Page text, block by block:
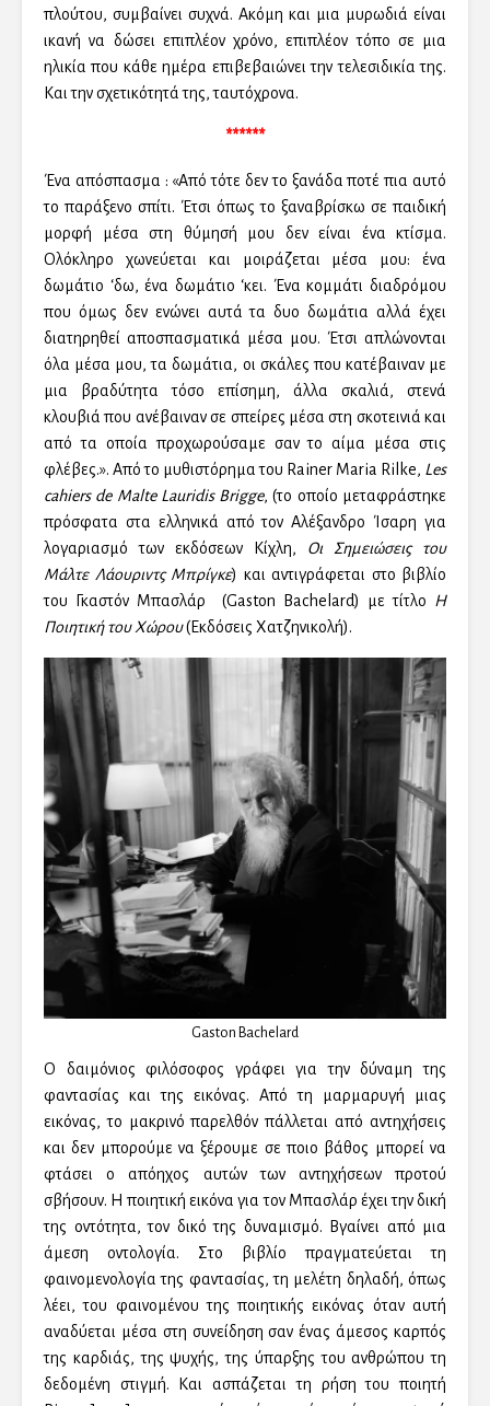
πλούτου, συμβαίνει συχνά. Ακόμη και μια μυρωδιά είναι
ικανή να δώσει επιπλέον χρόνο, επιπλέον τόπο σε μια
ηλικία που κάθε ημέρα επιβεβαιώνει την τελεσιδικία της.
Και την σχετικότητά της, ταυτόχρονα.
******
Ένα απόσπασμα : «Από τότε δεν το ξανάδα ποτέ πια αυτό
το παράξενο σπίτι. Έτσι όπως το ξαναβρίσκω σε παιδική
μορφή μέσα στη θύμησή μου δεν είναι ένα κτίσμα.
Ολόκληρο χωνεύεται και μοιράζεται μέσα μου: ένα
δωμάτιο ‘δω, ένα δωμάτιο ‘κει. Ένα κομμάτι διαδρόμου
που όμως δεν ενώνει αυτά τα δυο δωμάτια αλλά έχει
διατηρηθεί αποσπασματικά μέσα μου. Έτσι απλώνονται
όλα μέσα μου, τα δωμάτια, οι σκάλες που κατέβαιναν με
μια βραδύτητα τόσο επίσημη, άλλα σκαλιά, στενά
κλουβιά που ανέβαιναν σε σπείρες μέσα στη σκοτεινιά και
από τα οποία προχωρούσαμε σαν το αίμα μέσα στις
φλέβες.». Από το μυθιστόρημα του Rainer Maria Rilke, Les
cahiers de Malte Lauridis Brigge, (το οποίο μεταφράστηκε
πρόσφατα στα ελληνικά από τον Αλέξανδρο Ίσαρη για
λογαριασμό των εκδόσεων Κίχλη, Οι Σημειώσεις του
Μάλτε Λάουριντς Μπρίγκε) και αντιγράφεται στο βιβλίο
του
Γκαστόν Μπασλάρ (Gaston Bachelard) με τίτλο Η
Ποιητική του Χώρου(Εκδόσεις Χατζηνικολή).
Gaston Bachelard
Ο δαιμόνιος φιλόσοφος γράφει για την δύναμη της
φαντασίας και της εικόνας. Από τη μαρμαρυγή μιας
εικόνας, το μακρινό παρελθόν πάλλεται από αντηχήσεις
και δεν μπορούμε να ξέρουμε σε ποιο βάθος μπορεί να
φτάσει ο απόηχος αυτών των αντηχήσεων προτού
σβήσουν. Η ποιητική εικόνα για τον Μπασλάρ έχει την δική
της οντότητα, τον δικό της δυναμισμό. Βγαίνει από μια
άμεση οντολογία. Στο βιβλίο πραγματεύεται τη
φαινομενολογία της φαντασίας, τη μελέτη δηλαδή, όπως
λέει, του φαινομένου της ποιητικής εικόνας όταν αυτή
αναδύεται μέσα στη συνείδηση σαν ένας άμεσος καρπός
της καρδιάς, της ψυχής, της ύπαρξης του ανθρώπου τη
δεδομένη στιγμή. Και ασπάζεται τη ρήση του ποιητή